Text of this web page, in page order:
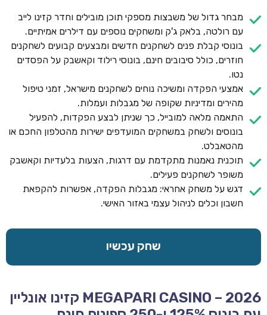
מבחר גדול של משבצות מספקי תוכן מובילים וחדר קזינו לייב
עם רולטה, בלאק ג'ק ומשחקים נוספים עם דילרים אמיתיים.
בונוסי קבלת פנים לשחקנים חדשים ומבצעים קבועים לשחקנים
חוזרים, כולל סיבובים חינם, בונוסי רילוד וקאשבק על הפסדים
נטו.
אמצעי הפקדה ומשיכה נוחים לשחקנים מישראל, זמני טיפול
מהירים ומדיניות שקופה של מגבלות ועמלות.
התאמה מלאה למובייל, כך שניתן לבצע הפקדות, להפעיל
בונוסים ולשחק במשחקים המועדפים ישירות מהטלפון החכם או
מהטאבלט.
תוכנית נאמנות מתקדמת עם דרגות, הצעות בלעדיות וקאשבק
משופר לשחקנים פעילים.
דגש על משחק אחראי: מגבלות הפקדה, אפשרות להקפאת
חשבון וכלים לניהול עצמי באזור האישי.
שחק עכשיו
MEGAPARI CASINO – 2026 קזינו אונליין